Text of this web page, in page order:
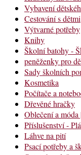
Vybavení
Cestování s dětmi
Výtvarné potřeby
Knihy
Školní batohy -
peněženky pro
Sady školních
Kosmetika
Počítače a
Dřevěné hračky
Oblečení a
Příslušenství -
Láhve na pití
Psací potřeby a